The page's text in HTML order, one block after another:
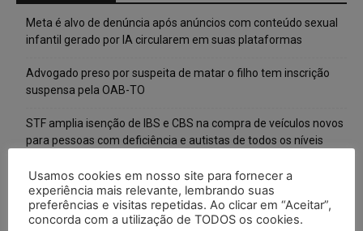
Meta é alvo de denúncia após anúncios com conteúdo sexual
infantil gerado por IA circularem em suas plataformas
Advogado preso por suspeita de matar o filho tem inscrição
suspensa pela OAB-TO
STF amplia isenção de IBS e CBS na compra de veículos novos
para pessoas com deficiência e autistas de todos os níveis
Justiça do Trabalho mantém justa causa de empregado que
vendia canetas emagrecedoras no local de trabalho
Justiça de SP decreta prisão de suspeito investigado na morte
Usamos cookies em nosso site para fornecer a
experiência mais relevante, lembrando suas
preferências e visitas repetidas. Ao clicar em “Aceitar”,
concorda com a utilização de TODOS os cookies.